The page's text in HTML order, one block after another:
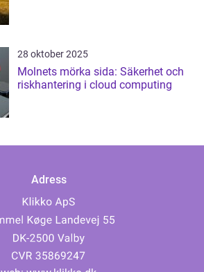
28 oktober 2025
Molnets mörka sida: Säkerhet och
riskhantering i cloud computing
Adress